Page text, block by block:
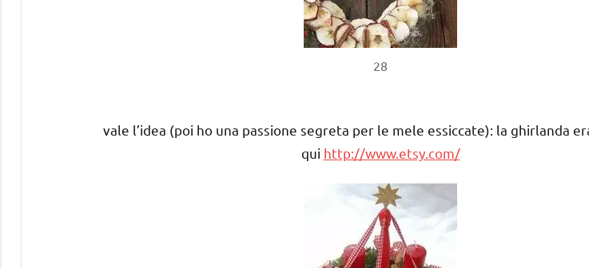
28
vale l’idea (poi ho una passione segreta per le mele essiccate): la ghirlanda
qui http://www.etsy.com/